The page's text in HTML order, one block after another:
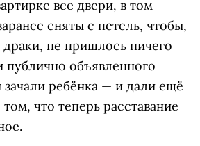
все двери, в том
сняты с петель, чтобы,
не пришлось ничего
публично объявленного
зачали ребёнка — и дали ещё
что теперь расставание